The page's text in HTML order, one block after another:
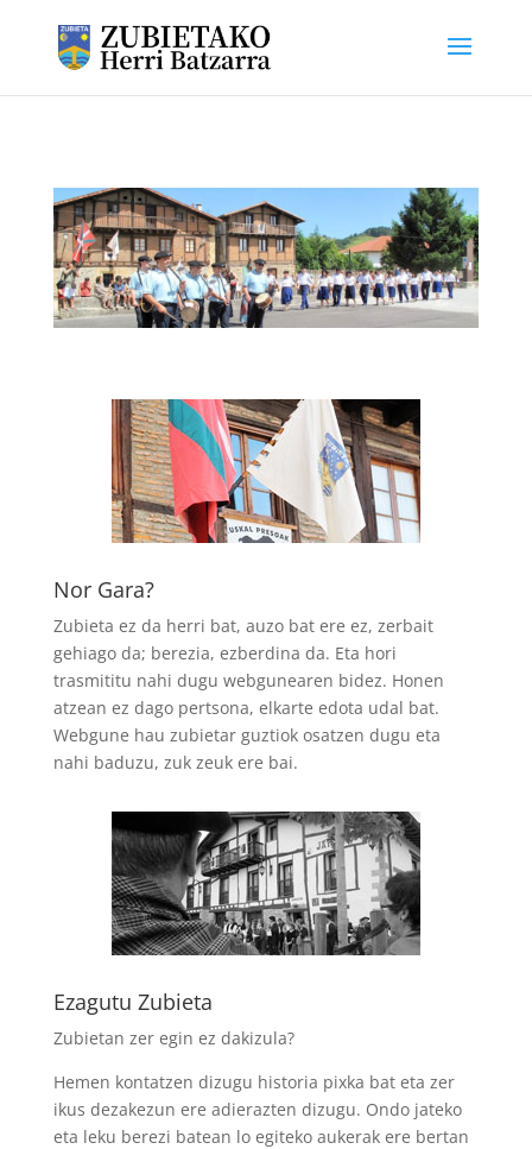
Nor Gara?
Zubieta ez da herri bat, auzo bat ere ez, zerbait
gehiago da; berezia, ezberdina da. Eta hori
trasmititu nahi dugu webgunearen bidez. Honen
atzean ez dago pertsona, elkarte edota udal bat.
Webgune hau zubietar guztiok osatzen dugu eta
nahi baduzu, zuk zeuk ere bai.
Ezagutu Zubieta
Zubietan zer egin ez dakizula?
Hemen kontatzen dizugu historia pixka bat eta zer
ikus dezakezun ere adierazten dizugu. Ondo jateko
eta leku berezi batean lo egiteko aukerak ere bertan